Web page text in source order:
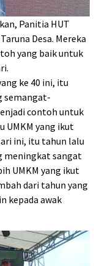
Panitia HUT
Desa. Mereka
yang baik untuk
ke 40 ini, itu
semangat-
contoh untuk
UMKM yang ikut
ini, itu tahun lalu
meningkat sangat
UMKM yang ikut
dari tahun yang
kepada awak